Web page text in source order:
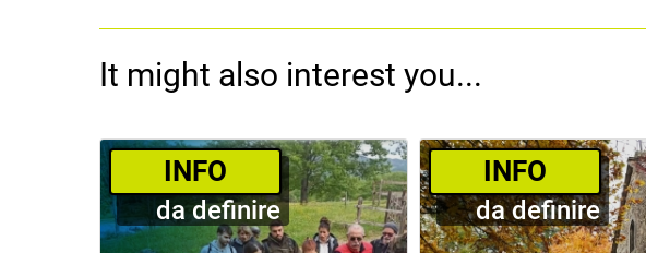
It might also interest you...
­INFO
da definire
­INFO
da definire